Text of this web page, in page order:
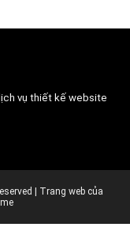
vụ thiết kế website
| Trang web của